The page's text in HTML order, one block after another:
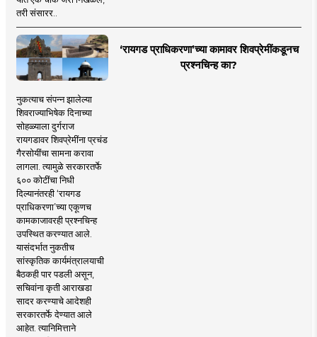
तरी संसारर..
‘रायगड प्राधिकरणा’च्या कामावर शिवप्रेमींकडूनच
प्रश्नचिन्ह का?
नुकत्याच संपन्न झालेल्या
शिवराज्याभिषेक दिनाच्या
सोहळ्याला दुर्गराज
रायगडावर शिवप्रेमींना प्रचंड
गैरसोयींचा सामना करावा
लागला. त्यामुळे सरकारतर्फे
६०० कोटींचा निधी
दिल्यानंतरही ‘रायगड
प्राधिकरणा’च्या एकूणच
कामकाजावरही प्रश्नचिन्ह
उपस्थित करण्यात आले.
यासंदर्भात नुकतीच
सांस्कृतिक कार्यमंत्रालयाची
बैठकही पार पडली असून,
सचिवांना कृती आराखडा
सादर करण्याचे आदेशही
सरकारतर्फे देण्यात आले
आहेत. त्यानिमित्ताने